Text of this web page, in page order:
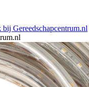
Gereedschapcentrum.nl